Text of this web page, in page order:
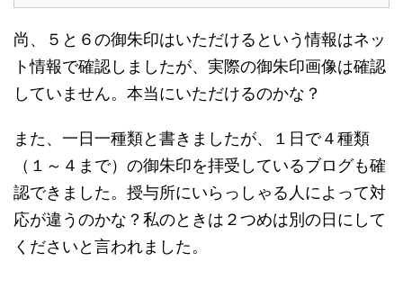
尚、５と６の御朱印はいただけるという情報はネッ
ト情報で確認しましたが、実際の御朱印画像は確認
していません。本当にいただけるのかな？
また、一日一種類と書きましたが、１日で４種類
（１～４まで）の御朱印を拝受しているブログも確
認できました。授与所にいらっしゃる人によって対
応が違うのかな？私のときは２つめは別の日にして
くださいと言われました。